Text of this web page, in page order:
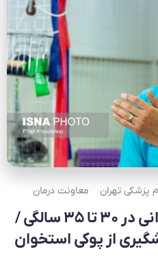
پزشکی تهران معاونت درمان
بیشترین تراکم استخوانی در ۳۰ تا ۳۵ سالگی /
از پوکی استخوان